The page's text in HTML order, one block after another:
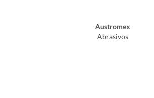
Austromex
Abrasivos